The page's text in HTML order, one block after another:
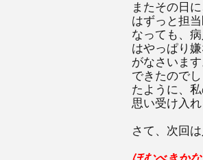
またその日
はずっと担
なっても、
はやっぱり
がなさいま
できたので
たように、
思い受け入れ
さて、次回